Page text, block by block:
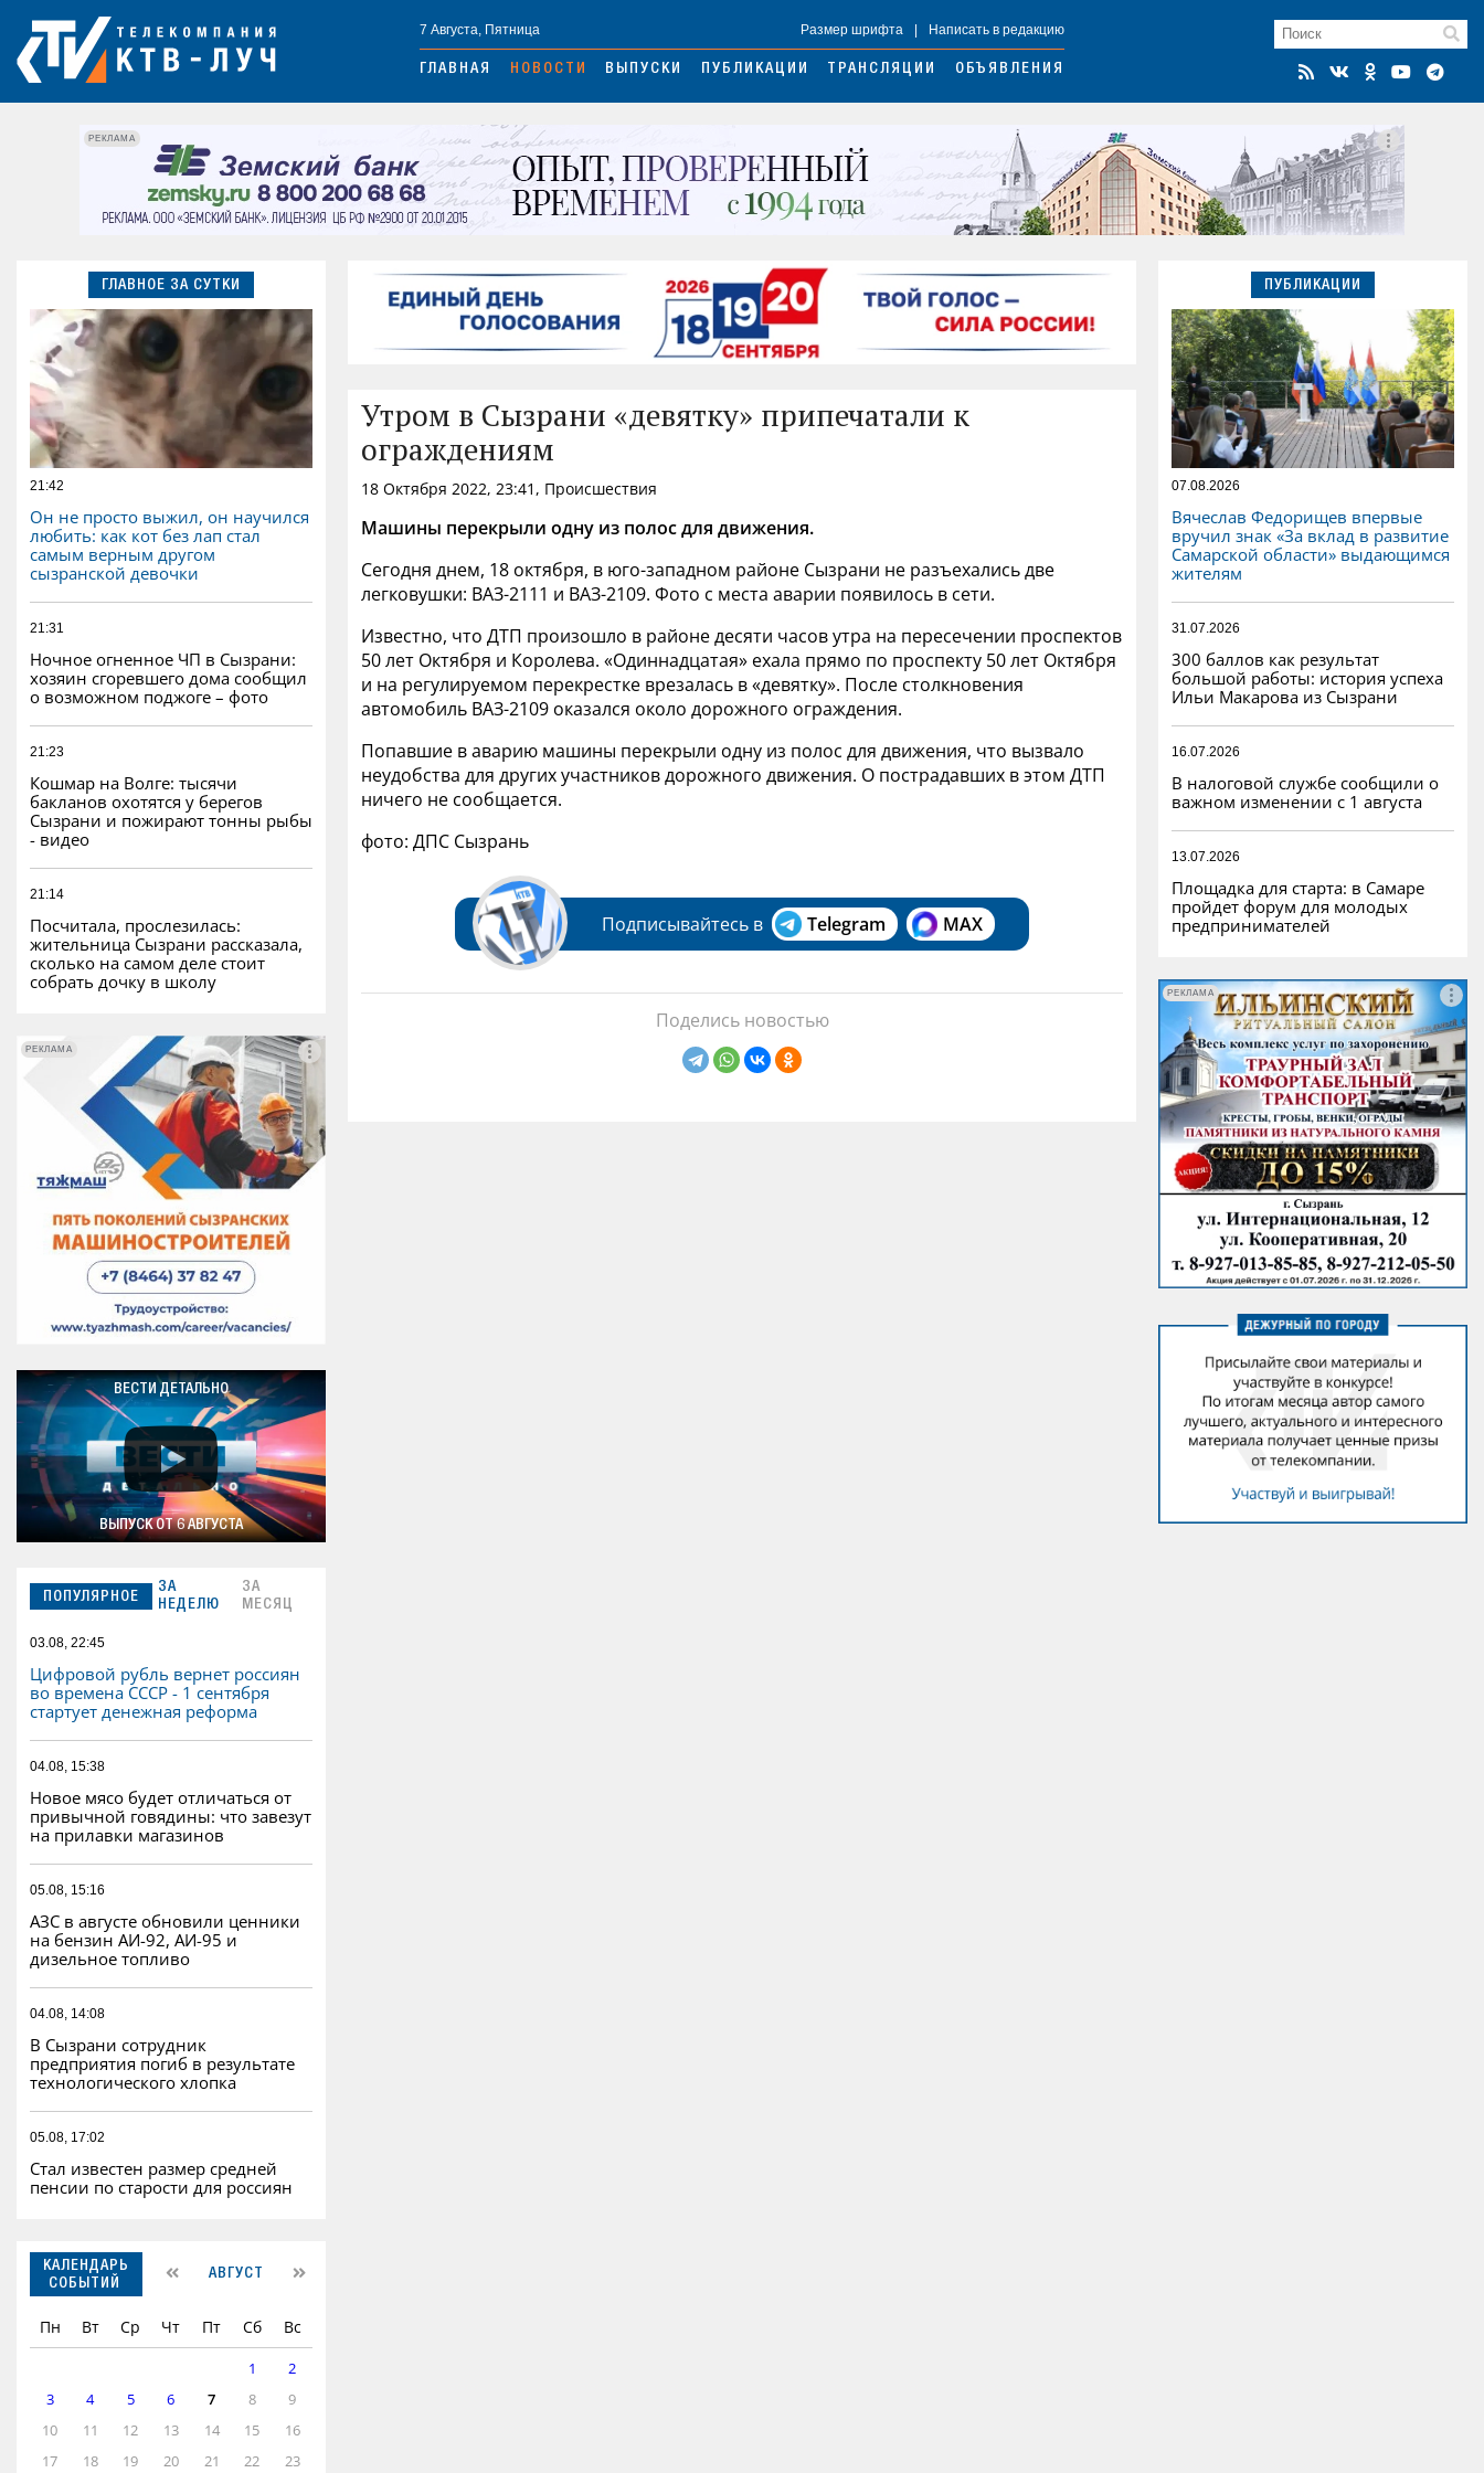
7 Августа, Пятница Размер шрифта Написать в редакцию
ГЛАВНАЯ НОВОСТИ ВЫПУСКИ ПУБЛИКАЦИИ ТРАНСЛЯЦИИ ОБЪЯВЛЕНИЯ
РЕКЛАМА
ГЛАВНОЕ ЗА СУТКИ
21:42
Он не просто выжил, он научился
любить: как кот без лап стал
самым верным другом
сызранской девочки
21:31
Ночное огненное ЧП в Сызрани:
хозяин сгоревшего дома сообщил
о возможном поджоге – фото
21:23
Кошмар на Волге: тысячи
бакланов охотятся у берегов
Сызрани и пожирают тонны рыбы
- видео
21:14
Посчитала, прослезилась:
жительница Сызрани рассказала,
сколько на самом деле стоит
собрать дочку в школу
РЕКЛАМА РЕКЛАМА
ВЕСТИ ДЕТАЛЬНО
ВЫПУСК ОТ 6 АВГУСТА
ПОПУЛЯРНОЕ
ЗА
НЕДЕЛЮ
ЗА
МЕСЯЦ
03.08, 22:45
Цифровой рубль вернет россиян
во времена СССР - 1 сентября
стартует денежная реформа
04.08, 15:38
Новое мясо будет отличаться от
привычной говядины: что завезут
на прилавки магазинов
05.08, 15:16
АЗС в августе обновили ценники
на бензин АИ-92, АИ-95 и
дизельное топливо
04.08, 14:08
В Сызрани сотрудник
предприятия погиб в результате
технологического хлопка
05.08, 17:02
Стал известен размер средней
пенсии по старости для россиян
КАЛЕНДАРЬ
СОБЫТИЙ
АВГУСТ
Пн Вт Ср Чт Пт Сб Вс
1
2
3
4 5 6 7 8
9
10
11 12 13 14 15
16
17
18 19 20 21 22 23
Утром в Сызрани «девятку» припечатали к
ограждениям
18 Октября 2022, 23:41, Происшествия
Машины перекрыли одну из полос для движения.
Сегодня днем, 18 октября, в юго-западном районе Сызрани не разъехались две
легковушки: ВАЗ-2111 и ВАЗ-2109. Фото с места аварии появилось в сети.
Известно, что ДТП произошло в районе десяти часов утра на пересечении проспектов
50 лет Октября и Королева. «Одиннадцатая» ехала прямо по проспекту 50 лет Октября
и на регулируемом перекрестке врезалась в «девятку». После столкновения
автомобиль ВАЗ-2109 оказался около дорожного ограждения.
Попавшие в аварию машины перекрыли одну из полос для движения, что вызвало
неудобства для других участников дорожного движения. О пострадавших в этом ДТП
ничего не сообщается.
фото: ДПС Сызрань
Подписывайтесь в Telegram MAX
Поделись новостью
ПУБЛИКАЦИИ
07.08.2026
Вячеслав Федорищев впервые
вручил знак «За вклад в развитие
Самарской области» выдающимся
жителям
31.07.2026
300 баллов как результат
большой работы: история успеха
Ильи Макарова из Сызрани
16.07.2026
В налоговой службе сообщили о
важном изменении с 1 августа
13.07.2026
Площадка для старта: в Самаре
пройдет форум для молодых
предпринимателей
РЕКЛАМА